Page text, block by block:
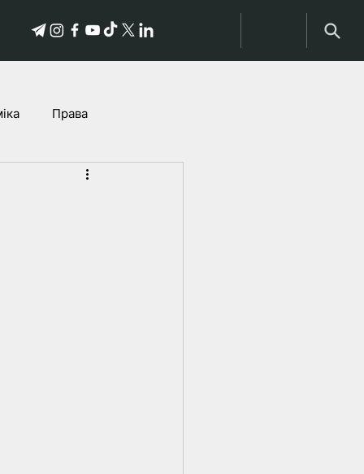
Права
пацярпелых